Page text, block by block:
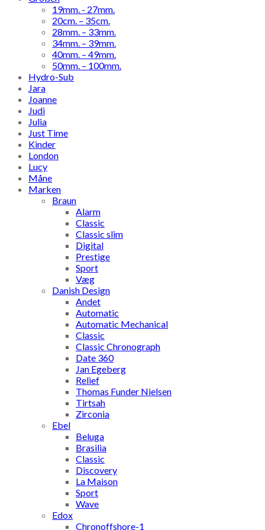
19mm. - 27mm.
20cm. – 35cm.
28mm. – 33mm.
34mm. – 39mm.
40mm. – 49mm.
50mm. – 100mm.
Hydro-Sub
Jara
Joanne
Judi
Julia
Just Time
Kinder
London
Lucy
Måne
Marken
Braun
Alarm
Classic
Classic slim
Digital
Prestige
Sport
Væg
Danish Design
Andet
Automatic
Automatic Mechanical
Classic
Classic Chronograph
Date 360
Jan Egeberg
Relief
Thomas Funder Nielsen
Tirtsah
Zirconia
Ebel
Beluga
Brasilia
Classic
Discovery
La Maison
Sport
Wave
Edox
Chronoffshore-1